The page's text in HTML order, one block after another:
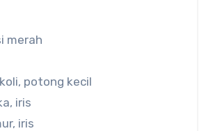
merah
potong kecil
iris
iris